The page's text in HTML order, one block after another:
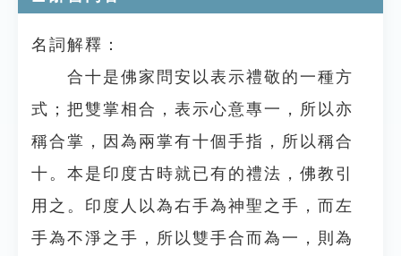
名詞解釋：
合十是佛家問安以表示禮敬的一種方
式；把雙掌相合，表示心意專一，所以亦
稱合掌，因為兩掌有十個手指，所以稱合
十。本是印度古時就已有的禮法，佛教引
用之。印度人以為右手為神聖之手，而左
手為不淨之手，所以雙手合而為一，則為